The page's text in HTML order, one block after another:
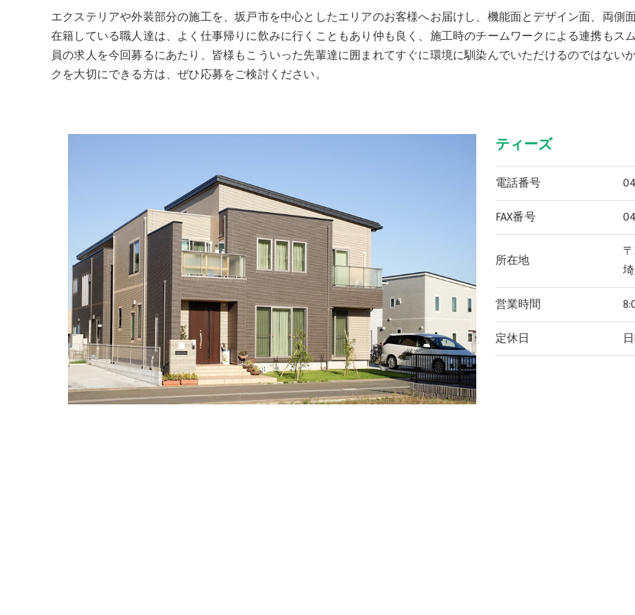
エクステリアや外装部分の施工を、坂戸市を中心としたエリアのお客様へお届けし、機能面とデザイン面、両側
在籍している職人達は、よく仕事帰りに飲みに行くこともあり仲も良く、施工時のチームワークによる連携もス
員の求人を今回募るにあたり、皆様もこういった先輩達に囲まれてすぐに環境に馴染んでいただけるのではない
クを大切にできる方は、ぜひ応募をご検討ください。
ティーズ
電話番号
FAX番号
所在地
営業時間
定休日